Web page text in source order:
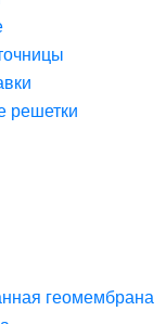
решетки
геомембрана